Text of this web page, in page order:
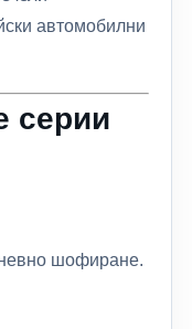
автомобилни
серии
шофиране.